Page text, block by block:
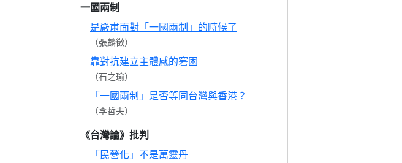
一國兩制
是嚴肅面對「一國兩制」的時候了
（張麟徵）
靠對抗建立主體感的窘困
（石之瑜）
「一國兩制」是否等同台灣與香港？
（李哲夫）
《台灣論》批判
「民營化」不是萬靈丹